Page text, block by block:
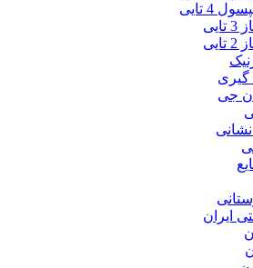
4 تایی
گیری
جی
ایران